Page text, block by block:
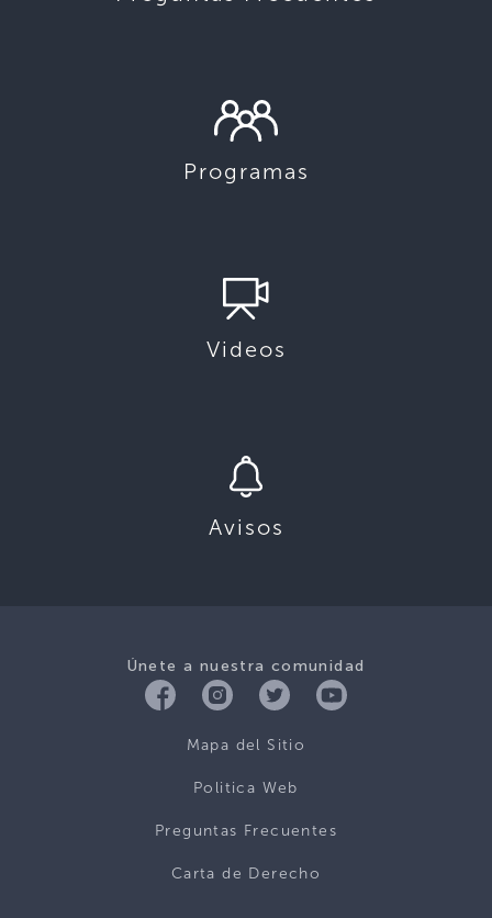
Programas
Videos
Avisos
Únete a nuestra comunidad
Mapa del Sitio
Politica Web
Preguntas Frecuentes
Carta de Derecho